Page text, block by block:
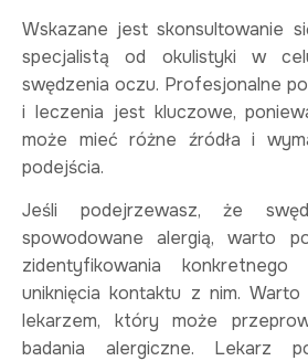
Wskazane jest skonsultowanie
specjalistą od okulistyki w
swędzenia oczu. Profesjonalne
i leczenia jest kluczowe,
może mieć różne źródła i
podejścia.
Jeśli podejrzewasz, że
spowodowane alergią, warto
zidentyfikowania
uniknięcia kontaktu z nim.
lekarzem, który może
badania alergiczne. Lekarz